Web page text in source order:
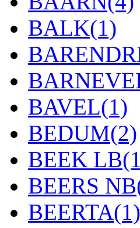
BALK(1)
BAVEL(1)
BEDUM(2)
BEEK LB
BEERS NB
BEERTA(1)